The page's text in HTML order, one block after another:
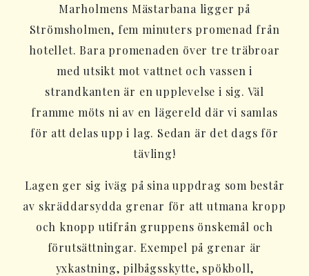
Marholmens Mästarbana ligger på
Strömsholmen, fem minuters promenad från
hotellet. Bara promenaden över tre träbroar
med utsikt mot vattnet och vassen i
strandkanten är en upplevelse i sig. Väl
framme möts ni av en lägereld där vi samlas
för att delas upp i lag. Sedan är det dags för
tävling!
Lagen ger sig iväg på sina uppdrag som består
av skräddarsydda grenar för att utmana kropp
och knopp utifrån gruppens önskemål och
förutsättningar. Exempel på grenar är
yxkastning, pilbågsskytte, spökboll,